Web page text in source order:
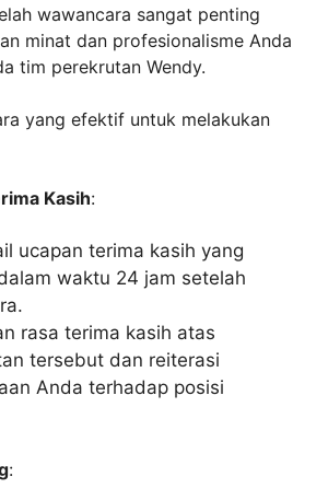
wawancara sangat penting
minat dan profesionalisme Anda
tim perekrutan Wendy.
yang efektif untuk melakukan
Kasih:
ucapan terima kasih yang
waktu 24 jam setelah
rasa terima kasih atas
tersebut dan reiterasi
Anda terhadap posisi
: